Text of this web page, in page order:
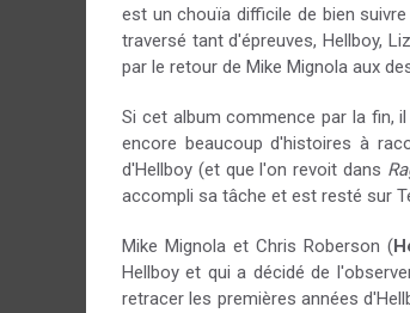
est un chouïa difficile de bien
traversé tant d'épreuves, Hellboy,
par le retour de Mike Mignola aux
Si cet album commence par la fin,
encore beaucoup d'histoires à
d'Hellboy (et que l'on revoit dans
accompli sa tâche et est resté sur
Mike Mignola et Chris Roberson (
Hellboy et qui a décidé de
retracer les premières années